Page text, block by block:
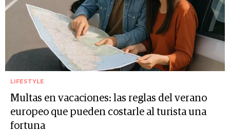
LIFESTYLE
Multas en vacaciones: las reglas del verano
europeo que pueden costarle al turista una
fortuna